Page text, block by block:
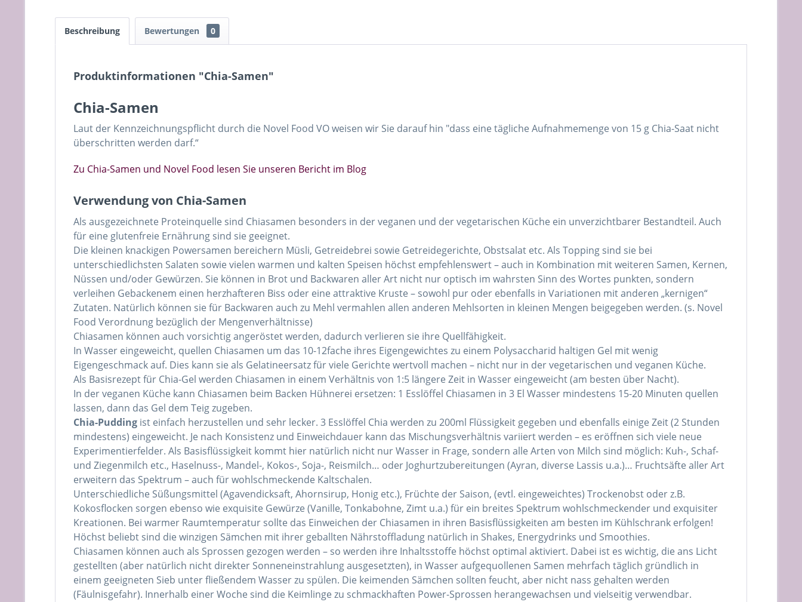
Beschreibung Bewertungen 0
Produktinformationen "Chia-Samen"
Chia-Samen
Laut der Kennzeichnungspflicht durch die Novel Food VO weisen wir Sie darauf hin "dass eine tägliche Aufnahmemenge von 15 g Chia-Saat nicht
überschritten werden darf.“
Zu Chia-Samen und Novel Food lesen Sie unseren Bericht im Blog
Verwendung von Chia-Samen
Als ausgezeichnete Proteinquelle sind Chiasamen besonders in der veganen und der vegetarischen Küche ein unverzichtbarer Bestandteil. Auch
für eine glutenfreie Ernährung sind sie geeignet.
Die kleinen knackigen Powersamen bereichern Müsli, Getreidebrei sowie Getreidegerichte, Obstsalat etc. Als Topping sind sie bei
unterschiedlichsten Salaten sowie vielen warmen und kalten Speisen höchst empfehlenswert – auch in Kombination mit weiteren Samen, Kernen,
Nüssen und/oder Gewürzen. Sie können in Brot und Backwaren aller Art nicht nur optisch im wahrsten Sinn des Wortes punkten, sondern
verleihen Gebackenem einen herzhafteren Biss oder eine attraktive Kruste – sowohl pur oder ebenfalls in Variationen mit anderen „kernigen“
Zutaten. Natürlich können sie für Backwaren auch zu Mehl vermahlen allen anderen Mehlsorten in kleinen Mengen beigegeben werden. (s. Novel
Food Verordnung bezüglich der Mengenverhältnisse)
Chiasamen können auch vorsichtig angeröstet werden, dadurch verlieren sie ihre Quellfähigkeit.
In Wasser eingeweicht, quellen Chiasamen um das 10-12fache ihres Eigengewichtes zu einem Polysaccharid haltigen Gel mit wenig
Eigengeschmack auf. Dies kann sie als Gelatineersatz für viele Gerichte wertvoll machen – nicht nur in der vegetarischen und veganen Küche.
Als Basisrezept für Chia-Gel werden Chiasamen in einem Verhältnis von 1:5 längere Zeit in Wasser eingeweicht (am besten über Nacht).
In der veganen Küche kann Chiasamen beim Backen Hühnerei ersetzen: 1 Esslöffel Chiasamen in 3 El Wasser mindestens 15-20 Minuten quellen
lassen, dann das Gel dem Teig zugeben.
Chia-Pudding ist einfach herzustellen und sehr lecker. 3 Esslöffel Chia werden zu 200ml Flüssigkeit gegeben und ebenfalls einige Zeit (2 Stunden
mindestens) eingeweicht. Je nach Konsistenz und Einweichdauer kann das Mischungsverhältnis variiert werden – es eröffnen sich viele neue
Experimentierfelder. Als Basisflüssigkeit kommt hier natürlich nicht nur Wasser in Frage, sondern alle Arten von Milch sind möglich: Kuh-, Schaf-
und Ziegenmilch etc., Haselnuss-, Mandel-, Kokos-, Soja-, Reismilch… oder Joghurtzubereitungen (Ayran, diverse Lassis u.a.)… Fruchtsäfte aller Art
erweitern das Spektrum – auch für wohlschmeckende Kaltschalen.
Unterschiedliche Süßungsmittel (Agavendicksaft, Ahornsirup, Honig etc.), Früchte der Saison, (evtl. eingeweichtes) Trockenobst oder z.B.
Kokosflocken sorgen ebenso wie exquisite Gewürze (Vanille, Tonkabohne, Zimt u.a.) für ein breites Spektrum wohlschmeckender und exquisiter
Kreationen. Bei warmer Raumtemperatur sollte das Einweichen der Chiasamen in ihren Basisflüssigkeiten am besten im Kühlschrank erfolgen!
Höchst beliebt sind die winzigen Sämchen mit ihrer geballten Nährstoffladung natürlich in Shakes, Energydrinks und Smoothies.
Chiasamen können auch als Sprossen gezogen werden – so werden ihre Inhaltsstoffe höchst optimal aktiviert. Dabei ist es wichtig, die ans Licht
gestellten (aber natürlich nicht direkter Sonneneinstrahlung ausgesetzten), in Wasser aufgequollenen Samen mehrfach täglich gründlich in
einem geeigneten Sieb unter fließendem Wasser zu spülen. Die keimenden Sämchen sollten feucht, aber nicht nass gehalten werden
(Fäulnisgefahr). Innerhalb einer Woche sind die Keimlinge zu schmackhaften Power-Sprossen herangewachsen und vielseitig verwendbar.